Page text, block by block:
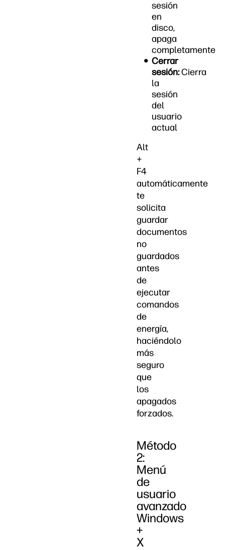
sesión
en
disco,
apaga
completamente
Cerrar
sesión:Cierra
la
sesión
del
usuario
actual
Alt
+
F4
automáticamente
te
solicita
guardar
documentos
no
guardados
antes
de
ejecutar
comandos
de
energía,
haciéndolo
más
seguro
que
los
apagados
forzados.
Método
2:
Menú
de
usuario
avanzado
Windows
+
X